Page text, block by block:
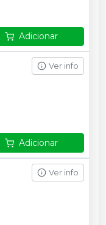
Adicionar
Ver info
Adicionar
Ver info